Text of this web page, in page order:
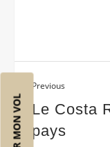
Previous
Le Costa
pays